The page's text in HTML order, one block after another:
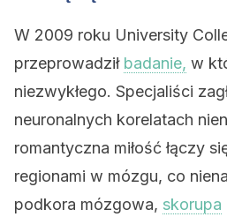
W 2009 roku University
przeprowadził badanie, w
niezwykłego. Specjaliści
neuronalnych korelatach
romantyczna miłość łączy
regionami w mózgu, co
podkora mózgowa, skorupa